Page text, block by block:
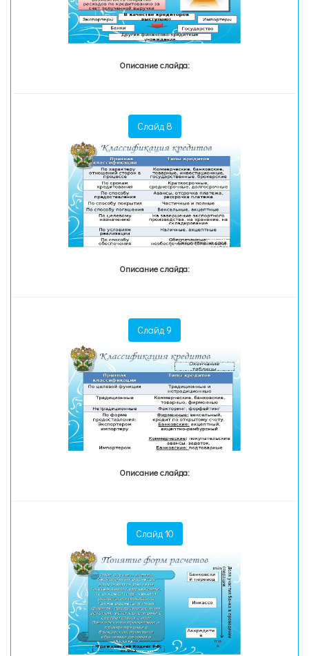
Описание слайда:
Слайд 8
Описание слайда:
Слайд 9
Описание слайда:
Слайд 10